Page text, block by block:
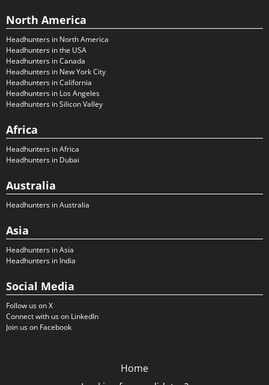
North America
Headhunters in North America
Headhunters in the USA
Headhunters in Canada
Headhunters in New York City
Headhunters in California
Headhunters in Los Angeles
Headhunters in Silicon Valley
Africa
Headhunters in Africa
Headhunters in Dubai
Australia
Headhunters in Australia
Asia
Headhunters in Asia
Headhunters in India
Social Media
Follow us on X
Connect with us on LinkedIn
Join us on Facebook
Home